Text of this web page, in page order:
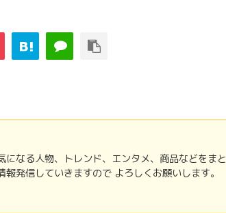
になる人物、トレンド、エンタメ、商品などをまと
発信していきますので よろしくお願いします。